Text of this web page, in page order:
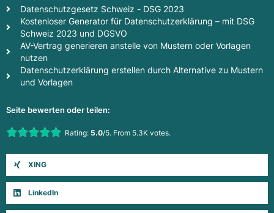
Datenschutzgesetz Schweiz - DSG 2023
Kostenloser Generator für Datenschutzerklärung – mit DSG
Schweiz 2023 und DGSVO
AV-Vertrag generieren anstelle von Mustern oder Vorlagen
nutzen
Datenschutzerklärung erstellen durch Alternative zu Mustern
und Vorlagen
Seite bewerten oder teilen:
Rate this item:Rating: 5.0/5. From 5.3K votes.
XING
LinkedIn